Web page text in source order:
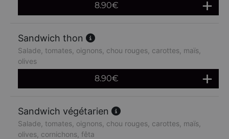
8.90€
Sandwich thon
Salade, tomates, oignons, chou rouges, carottes, maïs,
olives
8.90€
Sandwich végétarien
Salade, tomates, oignons, chou rouges, carottes, maïs,
olives, cornichons, fêta